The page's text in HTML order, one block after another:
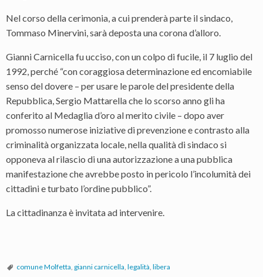
Nel corso della cerimonia, a cui prenderà parte il sindaco,
Tommaso Minervini, sarà deposta una corona d’alloro.
Gianni Carnicella fu ucciso, con un colpo di fucile, il 7 luglio del
1992, perché “con coraggiosa determinazione ed encomiabile
senso del dovere – per usare le parole del presidente della
Repubblica, Sergio Mattarella che lo scorso anno gli ha
conferito al Medaglia d’oro al merito civile – dopo aver
promosso numerose iniziative di prevenzione e contrasto alla
criminalità organizzata locale, nella qualità di sindaco si
opponeva al rilascio di una autorizzazione a una pubblica
manifestazione che avrebbe posto in pericolo l’incolumità dei
cittadini e turbato l’ordine pubblico”.
La cittadinanza è invitata ad intervenire.
comune Molfetta, gianni carnicella, legalità, libera